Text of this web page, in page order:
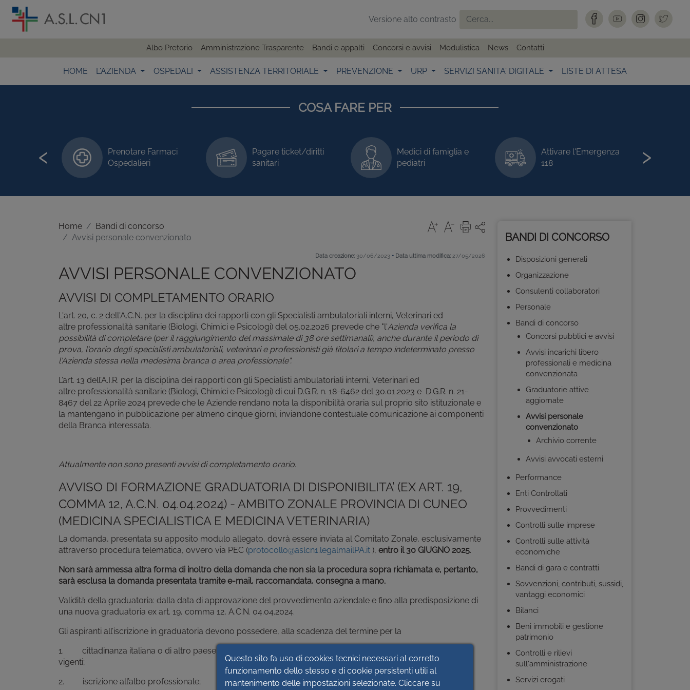
Versione alto contrasto
Albo Pretorio Amministrazione Trasparente Bandi e appalti Concorsi e avvisi Modulistica News Contatti
HOME L'AZIENDA OSPEDALI ASSISTENZA TERRITORIALE PREVENZIONE URP SERVIZI SANITA' DIGITALE LISTE DI ATTESA
COSA FARE PER
esami
Prenotare Farmaci
Ospedalieri
Pagare ticket/diritti
sanitari
Medici di famiglia e
pediatri
Attivare l'Emergenza
118
‹ ›
Home
Bandi di concorso
Avvisi personale convenzionato
Data creazione: 30/06/2023 • Data ultima modifica: 27/05/2026
AVVISI PERSONALE CONVENZIONATO
AVVISI DI COMPLETAMENTO ORARIO
L'art. 20, c. 2 dell'A.C.N. per la disciplina dei rapporti con gli Specialisti ambulatoriali interni, Veterinari ed
altre professionalità sanitarie (Biologi, Chimici e Psicologi) del 05.02.2026 prevede che "l'Azienda verifica la
possibilità di completare (per il raggiungimento del massimale di 38 ore settimanali), anche durante il periodo di
prova, l'orario degli specialisti ambulatoriali, veterinari e professionisti già titolari a tempo indeterminato presso
l'Azienda stessa nella medesima branca o area professionale".
L’art. 13 dell’A.I.R. per la disciplina dei rapporti con gli Specialisti ambulatoriali interni, Veterinari ed
altre professionalità sanitarie (Biologi, Chimici e Psicologi) di cui D.G.R. n. 18-6462 del 30.01.2023 e D.G.R. n. 21-
8467 del 22 Aprile 2024 prevede che le Aziende rendano nota la disponibilità oraria sul proprio sito istituzionale e
la mantengano in pubblicazione per almeno cinque giorni, inviandone contestuale comunicazione ai componenti
della Branca interessata.
Attualmente non sono presenti avvisi di completamento orario.
AVVISO DI FORMAZIONE GRADUATORIA DI DISPONIBILITA’ (EX ART. 19,
COMMA 12, A.C.N. 04.04.2024) - AMBITO ZONALE PROVINCIA DI CUNEO
(MEDICINA SPECIALISTICA E MEDICINA VETERINARIA)
La domanda, presentata su apposito modulo allegato, dovrà essere inviata al Comitato Zonale, esclusivamente
attraverso procedura telematica, ovvero via PEC (protocollo@aslcn1.legalmailPA.it ), entro il 30 GIUGNO 2025.
Non sarà ammessa altra forma di inoltro della domanda che non sia la procedura sopra richiamata e, pertanto,
sarà esclusa la domanda presentata tramite e-mail, raccomandata, consegna a mano.
Validità della graduatoria: dalla data di approvazione del provvedimento aziendale e fino alla predisposizione di
una nuova graduatoria ex art. 19, comma 12, A.C.N. 04.04.2024.
Gli aspiranti all’iscrizione in graduatoria devono possedere, alla scadenza del termine per la
1. cittadinanza italiana o di altro paese appartenente alla U.E. incluse le equiparazioni disposte dalle leggi
vigenti;
2. iscrizione all’albo professionale;
BANDI DI CONCORSO
Disposizioni generali
Organizzazione
Consulenti collaboratori
Personale
Bandi di concorso
Concorsi pubblici e avvisi
Avvisi incarichi libero
professionali e medicina
convenzionata
Graduatorie attive
aggiornate
Avvisi personale
convenzionato
Archivio corrente
Avvisi avvocati esterni
Performance
Enti Controllati
Provvedimenti
Controlli sulle imprese
Controlli sulle attività
economiche
Bandi di gara e contratti
Sovvenzioni, contributi, sussidi,
vantaggi economici
Bilanci
Beni immobili e gestione
patrimonio
Controlli e rilievi
sull'amministrazione
Servizi erogati
Questo sito fa uso di cookies tecnici necessari al corretto
funzionamento dello stesso e di cookie persistenti utili al
mantenimento delle impostazioni selezionate. Cliccare su